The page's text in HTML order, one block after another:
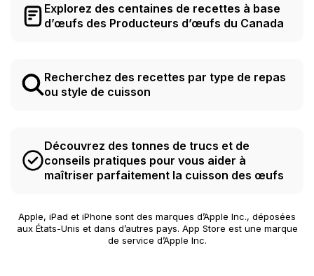
Explorez des centaines de recettes à base
d’œufs des Producteurs d’œufs du Canada
Recherchez des recettes par type de repas
ou style de cuisson
Découvrez des tonnes de trucs et de
conseils pratiques pour vous aider à
maîtriser parfaitement la cuisson des œufs
Apple, iPad et iPhone sont des marques d’Apple Inc., déposées
aux États-Unis et dans d’autres pays. App Store est une marque
de service d’Apple Inc.